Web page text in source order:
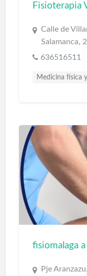
Fisioterapia
Calle de
Salamanca,
636516511
Medicina física
fisiomalaga
Pje